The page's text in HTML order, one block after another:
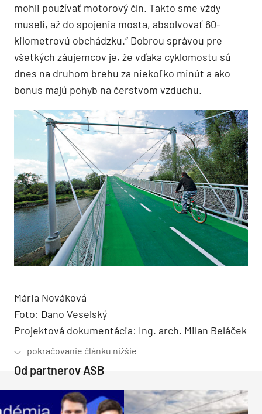
mohli používať motorový čln. Takto sme vždy
museli, až do spojenia mosta, absolvovať 60-
kilometrovú obchádzku.“ Dobrou správou pre
všetkých záujemcov je, že vďaka cyklomostu sú
dnes na druhom brehu za niekoľko minút a ako
bonus majú pohyb na čerstvom vzduchu.
Mária Nováková
Foto: Dano Veselský
Projektová dokumentácia: Ing. arch. Milan Beláček
Od partnerov ASB